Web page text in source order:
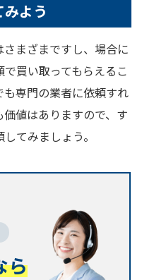
よう
まざまですし、場合に
買い取ってもらえるこ
専門の業者に依頼すれ
値はありますので、す
てみましょう。
ら